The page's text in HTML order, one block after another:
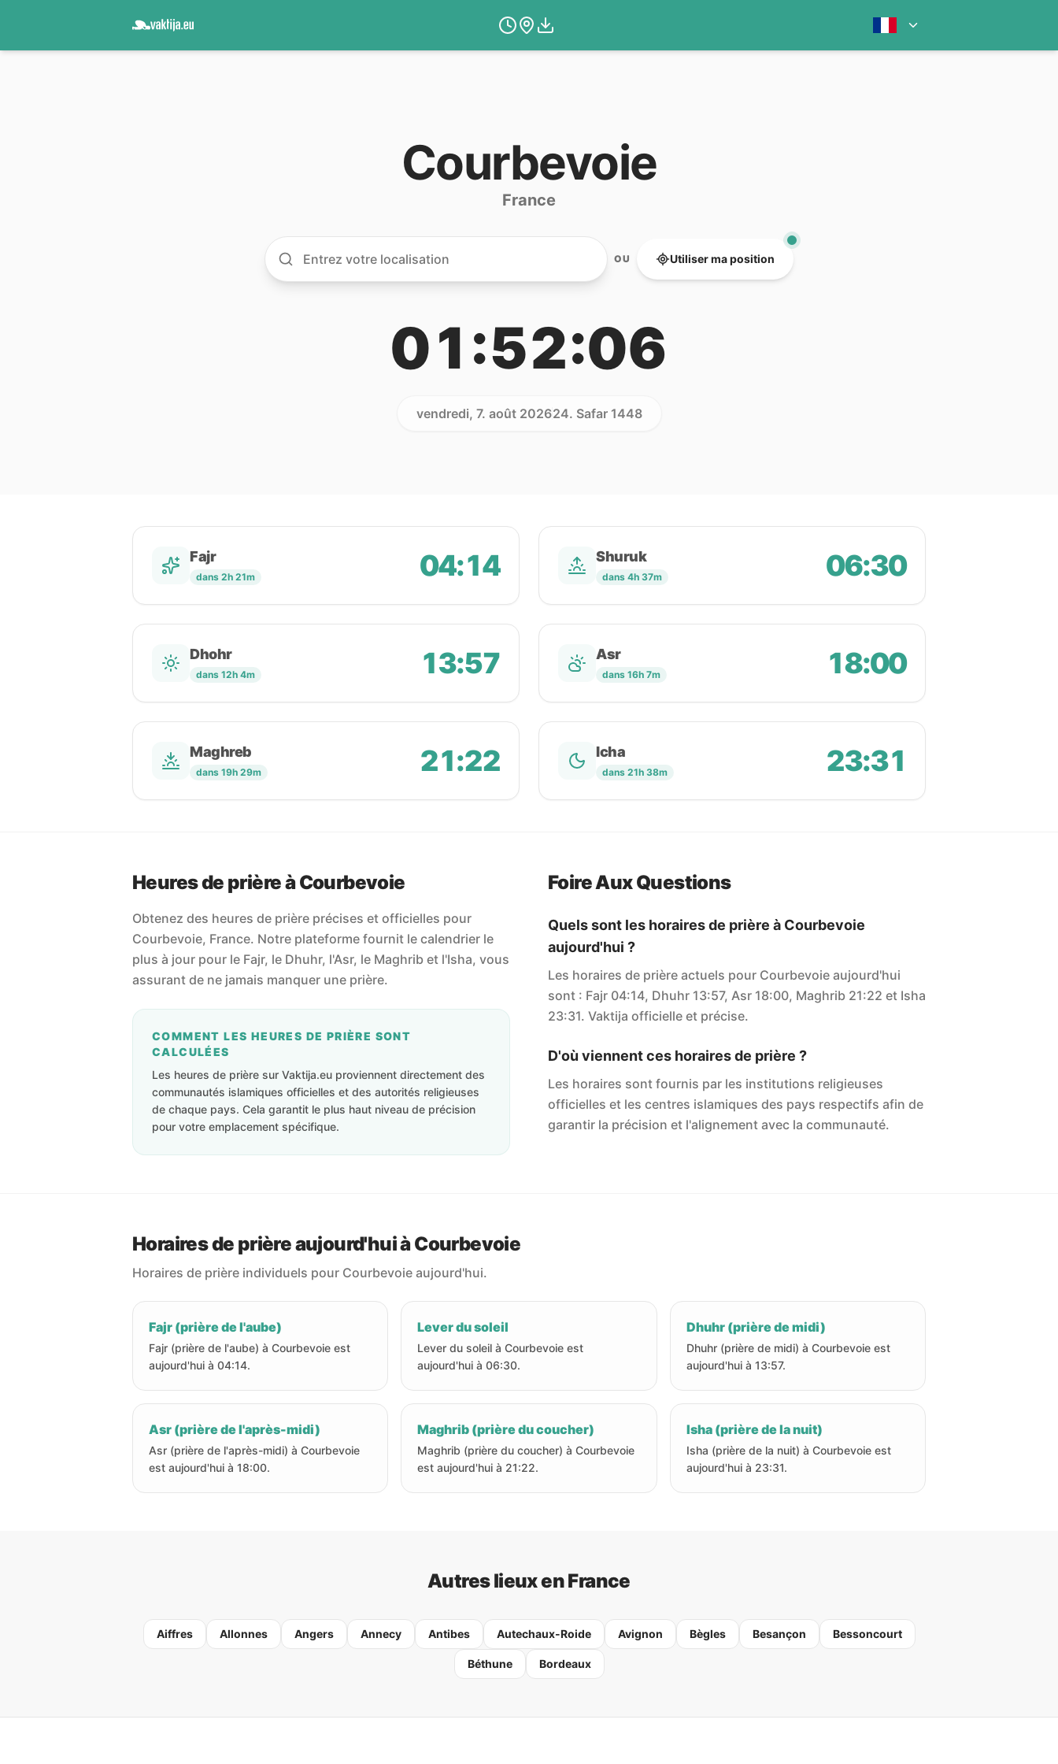
Courbevoie
France
OU Utiliser ma position
01:52:06
vendredi, 7. août 202624. Safar 1448
Fajr
dans 2h 21m 04:14 Shuruk
dans 4h 37m 06:30
Dhohr
dans 12h 4m 13:57 Asr
dans 16h 7m 18:00
Maghreb
dans 19h 29m 21:22 Icha
dans 21h 38m 23:31
Heures de prière à Courbevoie
Obtenez des heures de prière précises et officielles pour
Courbevoie, France. Notre plateforme fournit le calendrier le
plus à jour pour le Fajr, le Dhuhr, l'Asr, le Maghrib et l'Isha, vous
assurant de ne jamais manquer une prière.
COMMENT LES HEURES DE PRIÈRE SONT
CALCULÉES
Les heures de prière sur Vaktija.eu proviennent directement des
communautés islamiques officielles et des autorités religieuses
de chaque pays. Cela garantit le plus haut niveau de précision
pour votre emplacement spécifique.
Foire Aux Questions
Quels sont les horaires de prière à Courbevoie
aujourd'hui ?
Les horaires de prière actuels pour Courbevoie aujourd'hui
sont : Fajr 04:14, Dhuhr 13:57, Asr 18:00, Maghrib 21:22 et Isha
23:31. Vaktija officielle et précise.
D'où viennent ces horaires de prière ?
Les horaires sont fournis par les institutions religieuses
officielles et les centres islamiques des pays respectifs afin de
garantir la précision et l'alignement avec la communauté.
Horaires de prière aujourd'hui à Courbevoie
Horaires de prière individuels pour Courbevoie aujourd'hui.
Fajr (prière de l'aube)
Fajr (prière de l'aube) à Courbevoie est
aujourd'hui à 04:14.
Lever du soleil
Lever du soleil à Courbevoie est
aujourd'hui à 06:30.
Dhuhr (prière de midi)
Dhuhr (prière de midi) à Courbevoie est
aujourd'hui à 13:57.
Asr (prière de l'après-midi)
Asr (prière de l'après-midi) à Courbevoie
est aujourd'hui à 18:00.
Maghrib (prière du coucher)
Maghrib (prière du coucher) à Courbevoie
est aujourd'hui à 21:22.
Isha (prière de la nuit)
Isha (prière de la nuit) à Courbevoie est
aujourd'hui à 23:31.
Autres lieux en France
Aiffres Allonnes Angers Annecy Antibes Autechaux-Roide Avignon Bègles Besançon Bessoncourt
Béthune Bordeaux